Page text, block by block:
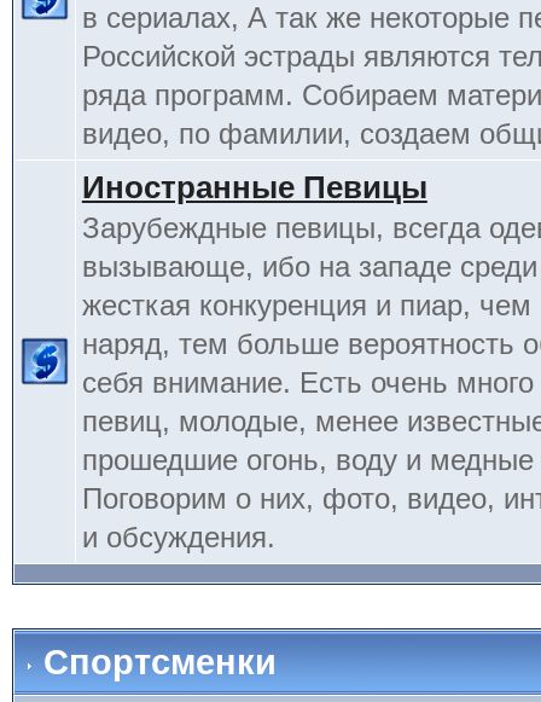
в сериалах, А так же некоторые
Российской эстрады являются
ряда программ. Собираем
видео, по фамилии, создаем
Иностранные Певицы
Зарубеждные певицы, всегда
вызывающе, ибо на западе среди
жесткая конкуренция и пиар, чем
наряд, тем больше вероятность
себя внимание. Есть очень
певиц, молодые, менее
прошедшие огонь, воду и медные
Поговорим о них, фото, видео,
и обсуждения.
Спортсменки